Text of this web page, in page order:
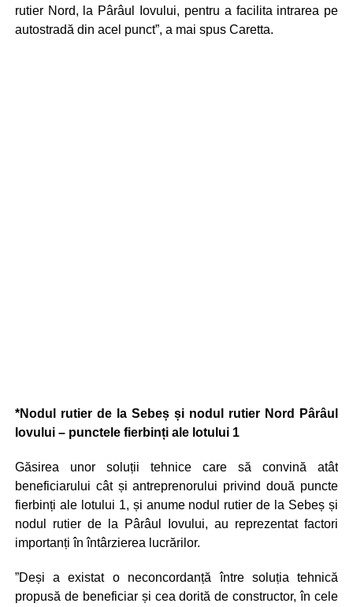
rutier Nord, la Pârâul Iovului, pentru a facilita intrarea pe
autostradă din acel punct”, a mai spus Caretta.
*Nodul rutier de la Sebeș și nodul rutier Nord Pârâul
Iovului – punctele fierbinți ale lotului 1
Găsirea unor soluții tehnice care să convină atât
beneficiarului cât și antreprenorului privind două puncte
fierbinți ale lotului 1, și anume nodul rutier de la Sebeș și
nodul rutier de la Pârâul Iovului, au reprezentat factori
importanți în întârzierea lucrărilor.
”Deși a existat o neconcordanță între soluția tehnică
propusă de beneficiar și cea dorită de constructor, în cele